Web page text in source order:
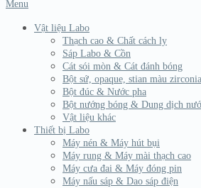
Menu
Vật liệu Labo
Thạch cao & Chất cách ly
Sáp Labo & Cồn
Cát sói mòn & Cát đánh bóng
Bột sứ, opaque, stian màu
Bột đúc & Nước pha
Bột nướng bóng & Dung dịch
Vật liệu khác
Thiết bị Labo
Máy nén & Máy hút bụi
Máy rung & Máy mài thạch cao
Máy cưa đai & Máy đóng pin
Máy nấu sáp & Dao sáp điện